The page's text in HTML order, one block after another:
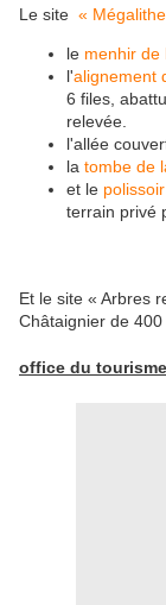
Le site «
le menhir de
l'alignement
6 files,
relevée.
l'allée
la tombe de
et le
terrain privé
Et le site « Arbres
Châtaignier de
office du